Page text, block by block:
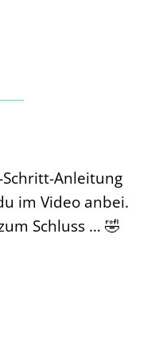
Anleitung
im Video anbei.
Schluss … 🤣